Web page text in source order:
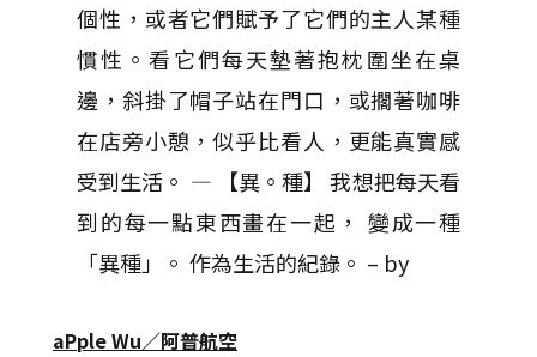
個性，或者它們賦予了它們的主人某種
慣性。看它們每天墊著抱枕圍坐在桌
邊，斜掛了帽子站在門口，或擱著咖啡
在店旁小憩，似乎比看人，更能真實感
受到生活。 — 【異。種】 我想把每天看
到的每一點東西畫在一起， 變成一種
「異種」。 作為生活的紀錄。 – by
aPple Wu／阿普航空